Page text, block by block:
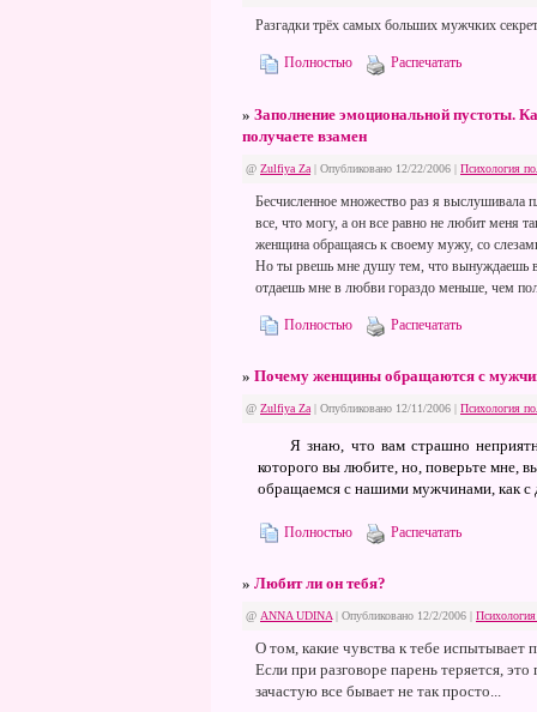
Разгадки трёх самых больших мужчких
Полностью Распечатать
» Заполнение эмоциональной пустоты.
получаете взамен
@ Zulfiya Za | Опубликовано 12/22/2006 | Психология
Бесчисленное множество раз я
все, что могу, а он все равно не любит меня
женщина обращаясь к своему мужу, со
Но ты рвешь мне душу тем, что вынуждаешь
отдаешь мне в любви гораздо меньше, чем
Полностью Распечатать
» Почему женщины обращаются с
@ Zulfiya Za | Опубликовано 12/11/2006 | Психология
Я знаю, что вам страшно
которого вы любите, но, поверьте мне,
обращаемся с нашими мужчинами, как с
Полностью Распечатать
» Любит ли он тебя?
@ ANNA UDINA | Опубликовано 12/2/2006 |
О том, какие чувства к тебе испытывает
Если при разговоре парень теряется,
зачастую все бывает не так просто...